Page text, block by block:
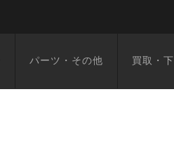
パーツ・その他 買取・